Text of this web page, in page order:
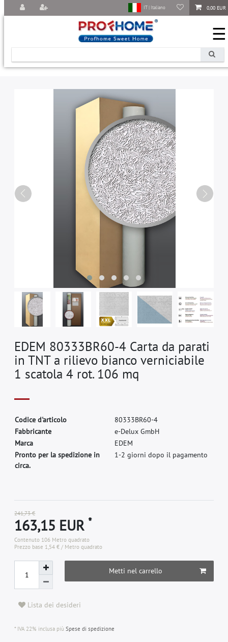
0,00 EUR
IT | Italiano
☰
EDEM 80333BR60-4 Carta da parati
in TNT a rilievo bianco verniciabile
1 scatola 4 rot. 106 mq
Codice d'articolo 80333BR60-4
Fabbricante e-Delux GmbH
Marca EDEM
Pronto per la spedizione in
circa.
1-2 giorni dopo il pagamento
241,73 €
163,15 EUR*
Contenuto 106 Metro quadrato
Prezzo base 1,54 € / Metro quadrato
Metti nel carrello
Lista dei desideri
* IVA 22% inclusa più Spese di spedizione